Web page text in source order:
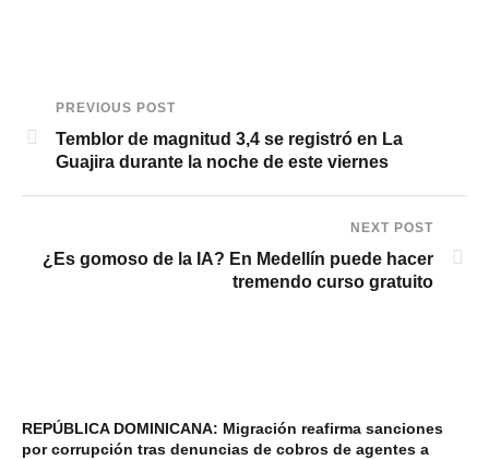
PREVIOUS POST
Temblor de magnitud 3,4 se registró en La
Guajira durante la noche de este viernes
NEXT POST
¿Es gomoso de la IA? En Medellín puede hacer
tremendo curso gratuito
REPÚBLICA DOMINICANA: Migración reafirma sanciones
por corrupción tras denuncias de cobros de agentes a